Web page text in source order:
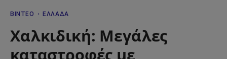
ΒΊΝΤΕΟ ΕΛΛΆΔΑ
Χαλκιδική: Μεγάλες
καταστροφές με